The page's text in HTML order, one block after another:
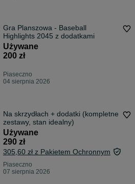
Gra Planszowa - Baseball
Highlights 2045 z dodatkami
Używane
200 zł
Piaseczno
04 sierpnia 2026
Na skrzydłach + dodatki (kompletne
zestawy, stan idealny)
Używane
290 zł
305,60 zł z Pakietem Ochronnym
Piaseczno
07 sierpnia 2026